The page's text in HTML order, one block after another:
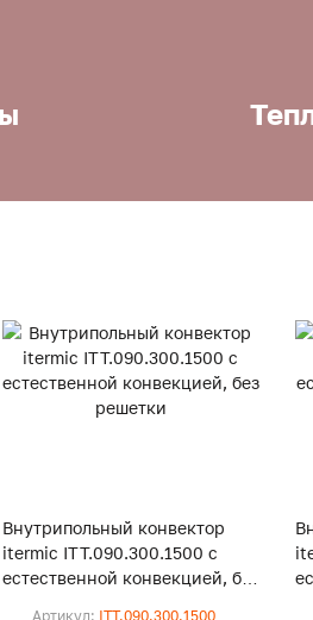
Внутрипольный конвектор
itermic ITT.090.300.1500 с
естественной конвекцией, без
Артикул: ITT.090.300.1500